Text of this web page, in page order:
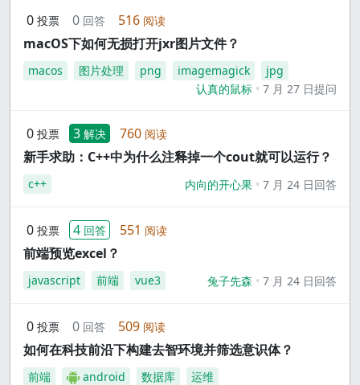
0 投票 0 回答 516 阅读
macOS下如何无损打开jxr图片文件？
macos 图片处理 png imagemagick
jpg
认真的鼠标
7 月 27 日提问
0 投票 3 解决 760 阅读
新手求助：C++中为什么注释掉一个cout就可以运行？
c++ 内向的开心果 7 月 24 日回答
0 投票 4 回答 551 阅读
前端预览excel？
javascript 前端 vue3 兔子先森 7 月 24 日回答
0 投票 0 回答 509 阅读
如何在科技前沿下构建去智环境并筛选意识体？
前端 android 数据库
运维